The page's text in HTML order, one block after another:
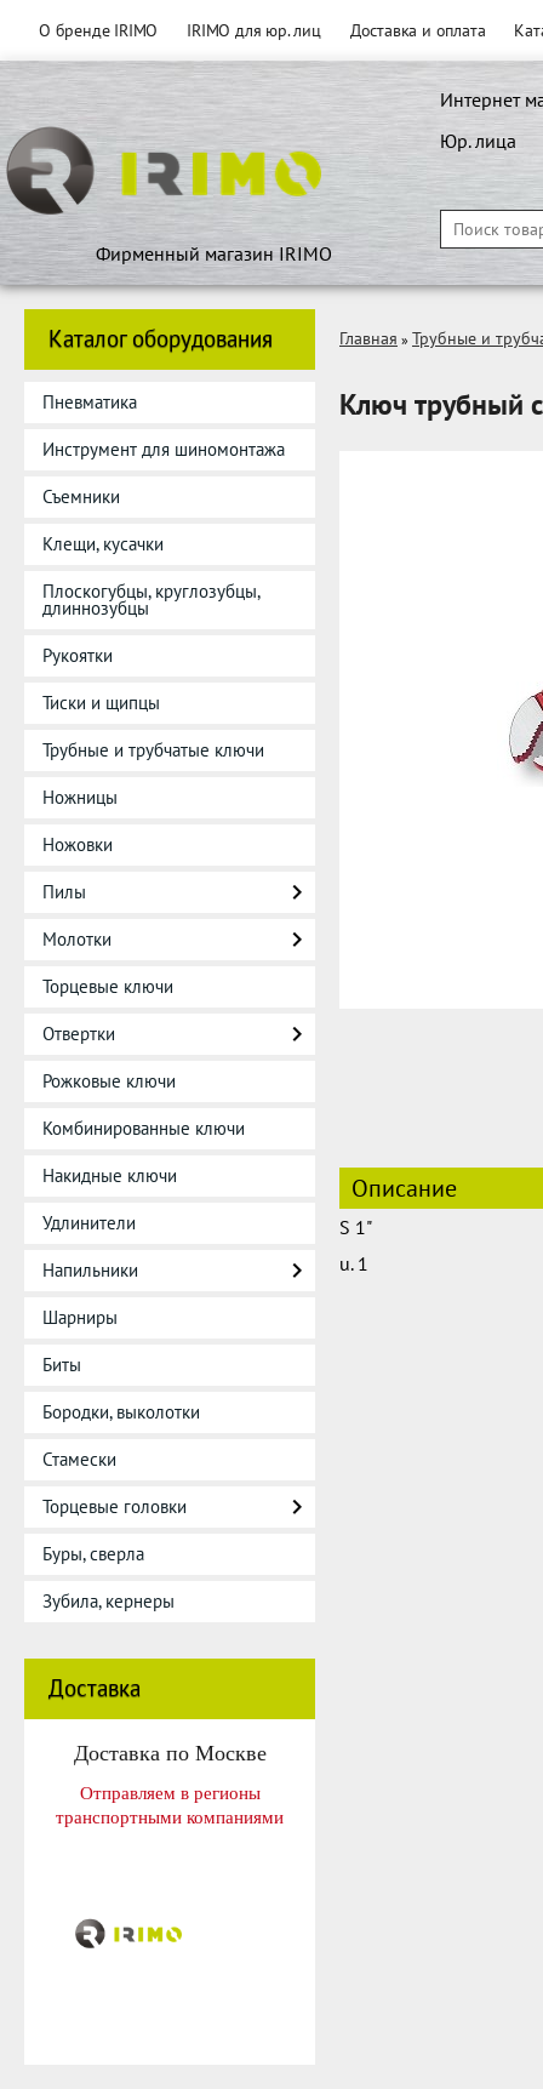
О бренде IRIMO IRIMO для юр. лиц Доставка и оплата
Фирменный магазин IRIMO
Интернет
Юр. лица
Каталог оборудования
Пневматика
Инструмент для шиномонтажа
Съемники
Клещи, кусачки
Плоскогубцы, круглозубцы,
длиннозубцы
Рукоятки
Тиски и щипцы
Трубные и трубчатые ключи
Ножницы
Ножовки
Пилы
Молотки
Торцевые ключи
Отвертки
Рожковые ключи
Комбинированные ключи
Накидные ключи
Удлинители
Напильники
Шарниры
Биты
Бородки, выколотки
Стамески
Торцевые головки
Буры, сверла
Зубила, кернеры
Доставка
Доставка по Москве
Отправляем в регионы
транспортными компаниями
Главная » Трубные и
Ключ трубный
Описание
S 1"
u. 1